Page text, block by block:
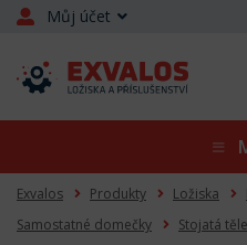
Můj účet
Exvalos Produkty Ložiska
Samostatné domečky
Stojatá